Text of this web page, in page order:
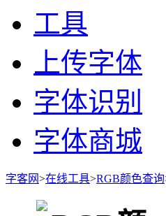
工具
上传字体
字体识别
字体商城
字客网>在线工具>RGB颜色查询